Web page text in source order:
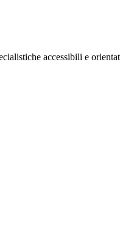
accessibili e